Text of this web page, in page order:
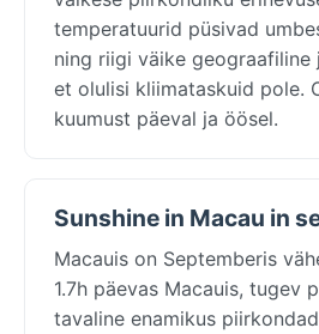
temperatuurid püsivad
ning riigi väike geograafiline
et olulisi kliimataskuid pole.
kuumust päeval ja öösel.
Sunshine in Macau in
Macauis on Septemberis
1.7h päevas Macauis, tugev
tavaline enamikus